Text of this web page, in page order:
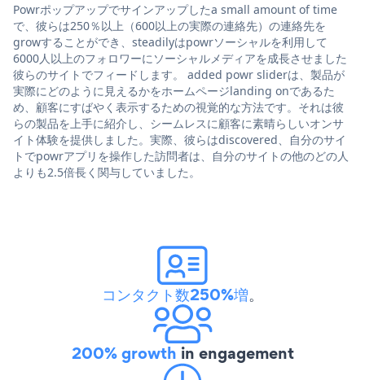
Powrポップアップでサインアップしたa small amount of time
で、彼らは250％以上（600以上の実際の連絡先）の連絡先を
growすることができ、steadilyはpowrソーシャルを利用して
6000人以上のフォロワーにソーシャルメディアを成長させました
彼らのサイトでフィードします。 added powr sliderは、製品が
実際にどのように見えるかをホームページlanding onであるた
め、顧客にすばやく表示するための視覚的な方法です。それは彼
らの製品を上手に紹介し、シームレスに顧客に素晴らしいオンサ
イト体験を提供しました。実際、彼らはdiscovered、自分のサイ
トでpowrアプリを操作した訪問者は、自分のサイトの他のどの人
よりも2.5倍長く関与していました。
コンタクト数250%増。
200% growth in engagement